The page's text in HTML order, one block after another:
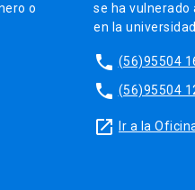
o
se ha vulnerado
en la
phone (56)95504
phone (56)95504
launch Ir a la